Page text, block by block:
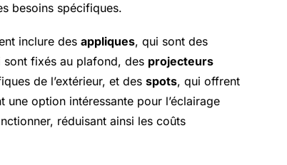
besoins spécifiques.
inclure des appliques, qui sont des
sont fixés au plafond, des projecteurs
de l’extérieur, et des spots, qui offrent
une option intéressante pour l’éclairage
réduisant ainsi les coûts